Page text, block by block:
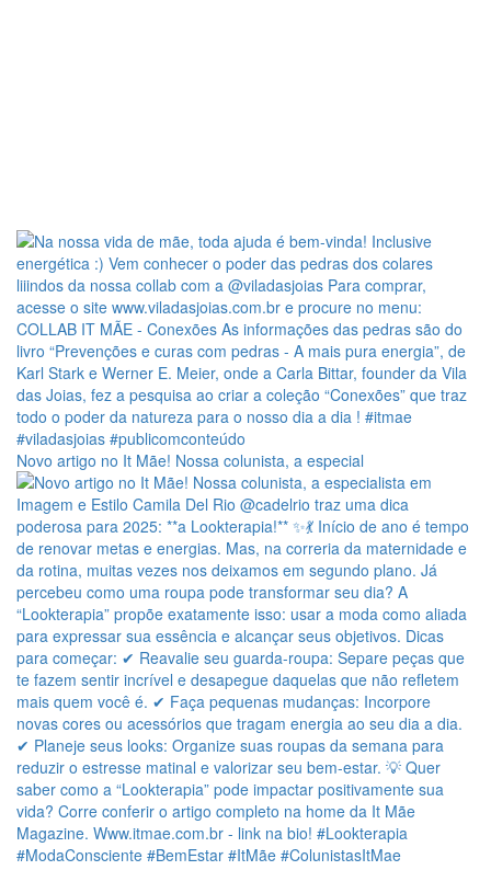
Novo artigo no It Mãe! Nossa colunista, a especial